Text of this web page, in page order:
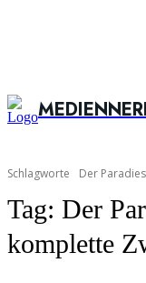
Schlagworte Der
Tag: Der
komplette